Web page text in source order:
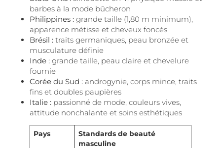
barbes à la mode bûcheron
Philippines : grande taille (1,80 m minimum),
apparence métisse et cheveux foncés
Brésil : traits germaniques, peau bronzée et
musculature définie
Inde : grande taille, peau claire et chevelure
fournie
Corée du Sud : androgynie, corps mince, traits
fins et doubles paupières
Italie : passionné de mode, couleurs vives,
attitude nonchalante et soins esthétiques
Pays
Standards de beauté
masculine